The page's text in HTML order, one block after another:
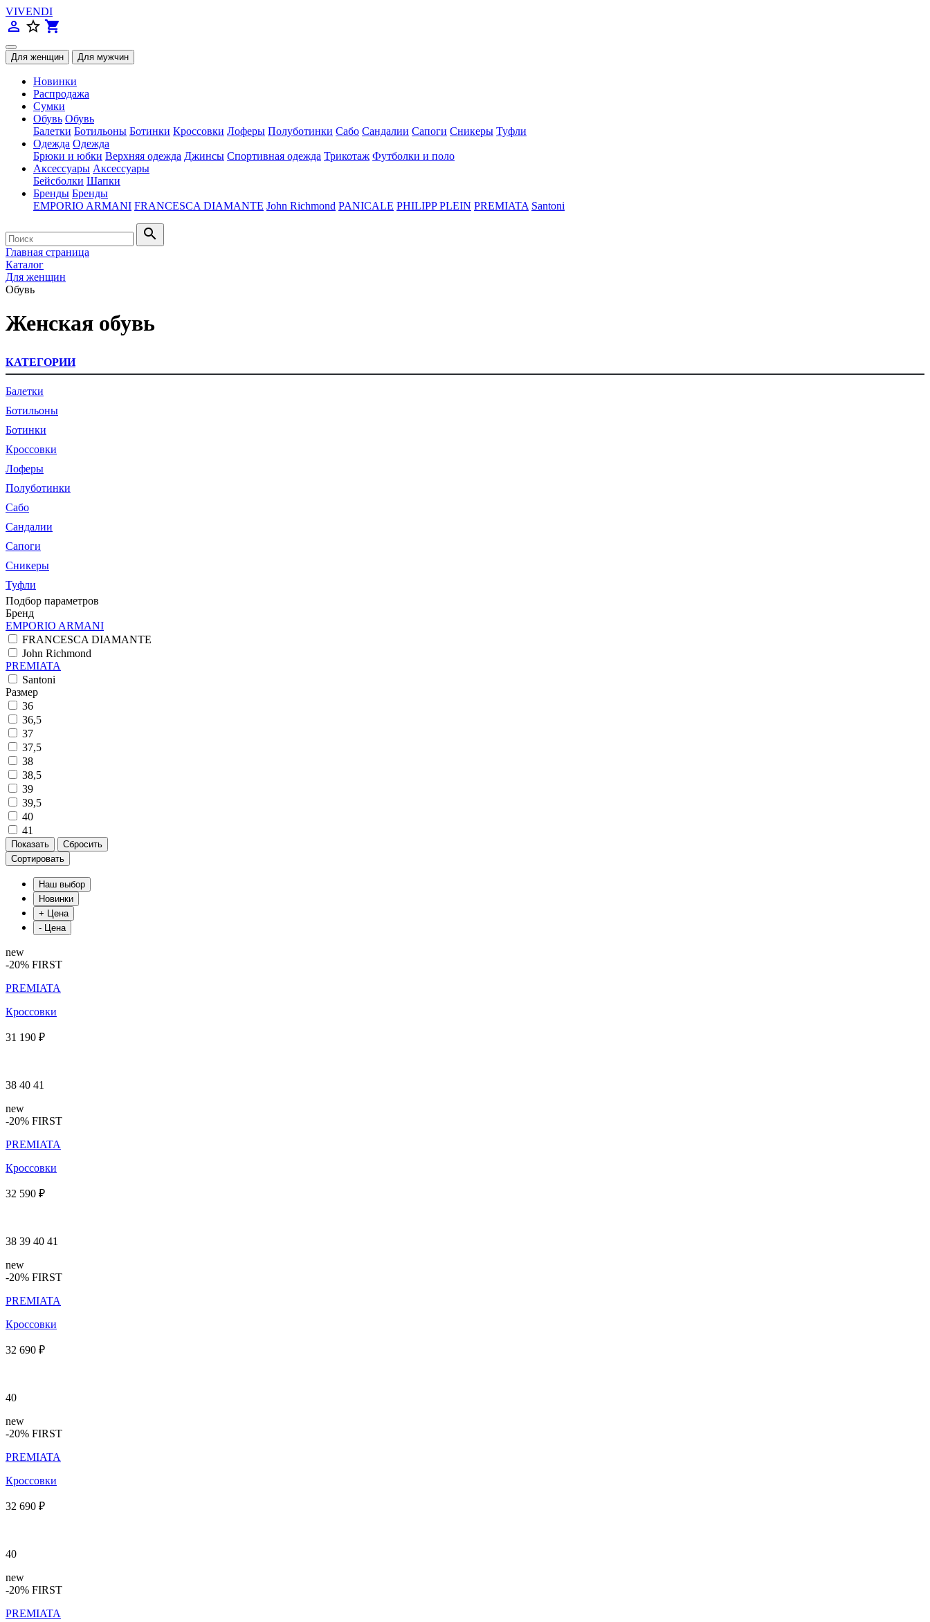
VIVENDI
person_outline star_border shopping_cart
Новинки
Распродажа
Сумки
Обувь Обувь
Балетки Ботильоны Ботинки Кроссовки Лоферы Полуботинки Сабо Сандалии Сапоги Сникеры Туфли
Одежда Одежда
Брюки и юбки Верхняя одежда Джинсы Спортивная одежда Трикотаж Футболки и поло
Аксессуары Аксессуары
Бейсболки Шапки
Бренды Бренды
EMPORIO ARMANI FRANCESCA DIAMANTE John Richmond PANICALE PHILIPP PLEIN PREMIATA Santoni
search
Главная страница
Каталог
Для женщин
Обувь
Женская обувь
КАТЕГОРИИ
Балетки
Ботильоны
Ботинки
Кроссовки
Лоферы
Полуботинки
Сабо
Сандалии
Сапоги
Сникеры
Туфли
Подбор параметров
Бренд
EMPORIO ARMANI
FRANCESCA DIAMANTE
John Richmond
PREMIATA
Santoni
Размер
36
36,5
37
37,5
38
38,5
39
39,5
40
41
Сортировать
new
-20% FIRST
PREMIATA
Кроссовки
31 190 ₽
38 40 41
new
-20% FIRST
PREMIATA
Кроссовки
32 590 ₽
38 39 40 41
new
-20% FIRST
PREMIATA
Кроссовки
32 690 ₽
40
new
-20% FIRST
PREMIATA
Кроссовки
32 690 ₽
40
new
-20% FIRST
PREMIATA